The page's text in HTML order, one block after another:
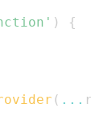
)
{
( ...